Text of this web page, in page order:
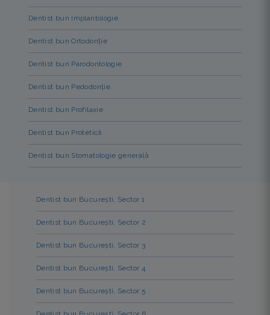
Dentist bun Implantologie
Dentist bun Ortodonție
Dentist bun Parodontologie
Dentist bun Pedodonție
Dentist bun Profilaxie
Dentist bun Protetică
Dentist bun Stomatologie generală
Dentist bun București, Sector 1
Dentist bun București, Sector 2
Dentist bun București, Sector 3
Dentist bun București, Sector 4
Dentist bun București, Sector 5